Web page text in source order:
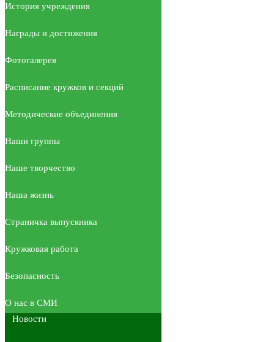
История учреждения
Награды и достижения
Фотогалерея
Расписание кружков и секций
Методические объединения
Наши группы
Наше творчество
Наша жизнь
Страничка выпускника
Кружковая работа
Безопасность
О нас в СМИ
Новости